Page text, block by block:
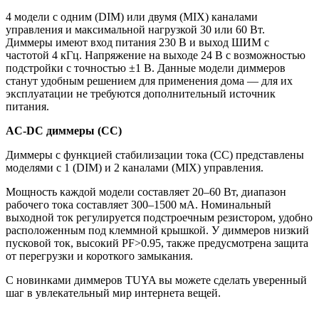
4 модели с одним (DIM) или двумя (MIX) каналами
управления и максимальной нагрузкой 30 или 60 Вт.
Диммеры имеют вход питания 230 В и выход ШИМ с
частотой 4 кГц. Напряжение на выходе 24 В с возможностью
подстройки с точностью ±1 В. Данные модели диммеров
станут удобным решением для применения дома — для их
эксплуатации не требуются дополнительный источник
питания.
AC-DC диммеры (СС)
Диммеры с функцией стабилизации тока (СС) представлены
моделями с 1 (DIM) и 2 каналами (MIX) управления.
Мощность каждой модели составляет 20–60 Вт, диапазон
рабочего тока составляет 300–1500 мА. Номинальный
выходной ток регулируется подстроечным резистором, удобно
расположенным под клеммной крышкой. У диммеров низкий
пусковой ток, высокий PF>0.95, также предусмотрена защита
от перегрузки и короткого замыкания.
С новинками диммеров TUYA вы можете сделать уверенный
шаг в увлекательный мир интернета вещей.